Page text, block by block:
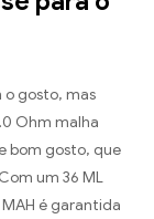
o gosto, mas
Ohm malha
bom gosto, que
um 36 ML
é garantida